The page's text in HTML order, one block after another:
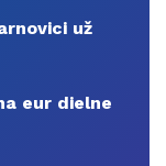
už
eur dielne